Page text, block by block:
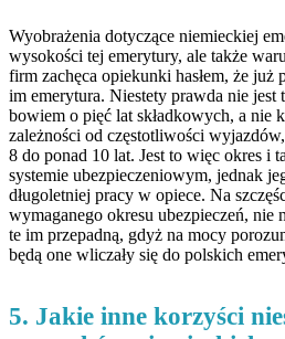
Wyobrażenia dotyczące niemieckiej
wysokości tej emerytury, ale także
firm zachęca opiekunki hasłem, że już
im emerytura. Niestety prawda nie
bowiem o pięć lat składkowych, a nie
zależności od częstotliwości
8 do ponad 10 lat. Jest to więc okres i
systemie ubezpieczeniowym, jednak
długoletniej pracy w opiece. Na
wymaganego okresu ubezpieczeń, nie
te im przepadną, gdyż na mocy
będą one wliczały się do polskich
5. Jakie inne korzyści